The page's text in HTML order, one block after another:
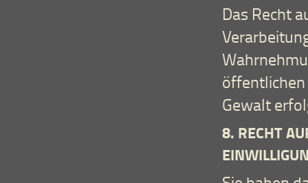
Das Recht
Gewalt
8. RECHT